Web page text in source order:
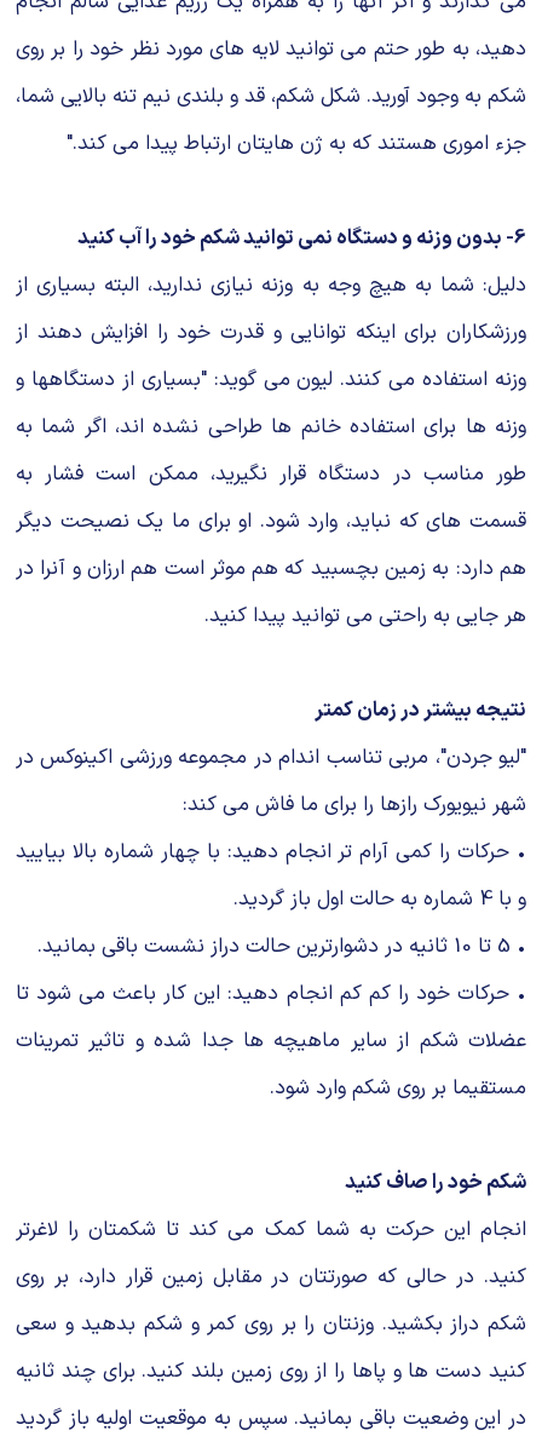
دهید، به طور حتم می توانید لایه های مورد نظر خود را بر روی
شکم به وجود آورید. شکل شکم، قد و بلندی نیم تنه بالایی شما،
جزء اموری هستند که به ژن هایتان ارتباط پیدا می کند."
6- بدون وزنه و دستگاه نمی توانید شکم خود را آب کنید
دلیل: شما به هیچ وجه به وزنه نیازی ندارید، البته بسیاری از
ورزشکاران برای اینکه توانایی و قدرت خود را افزایش دهند از
وزنه استفاده می کنند. لیون می گوید: "بسیاری از دستگاهها و
وزنه ها برای استفاده خانم ها طراحی نشده اند، اگر شما به
طور مناسب در دستگاه قرار نگیرید، ممکن است فشار به
قسمت های که نباید، وارد شود. او برای ما یک نصیحت دیگر
هم دارد: به زمین بچسبید که هم موثر است هم ارزان و آنرا در
هر جایی به راحتی می توانید پیدا کنید.
نتیجه بیشتر در زمان کمتر
"لیو جردن"، مربی تناسب اندام در مجموعه ورزشی اکینوکس در
شهر نیویورک رازها را برای ما فاش می کند:
• حرکات را کمی آرام تر انجام دهید: با چهار شماره بالا بیایید
و با 4 شماره به حالت اول باز گردید.
• 5 تا 10 ثانیه در دشوارترین حالت دراز نشست باقی بمانید.
• حرکات خود را کم کم انجام دهید: این کار باعث می شود تا
عضلات شکم از سایر ماهیچه ها جدا شده و تاثیر تمرینات
مستقیما بر روی شکم وارد شود.
شکم خود را صاف کنید
انجام این حرکت به شما کمک می کند تا شکمتان را لاغرتر
کنید. در حالی که صورتتان در مقابل زمین قرار دارد، بر روی
شکم دراز بکشید. وزنتان را بر روی کمر و شکم بدهید و سعی
کنید دست ها و پاها را از روی زمین بلند کنید. برای چند ثانیه
در این وضعیت باقی بمانید. سپس به موقعیت اولیه باز گردید